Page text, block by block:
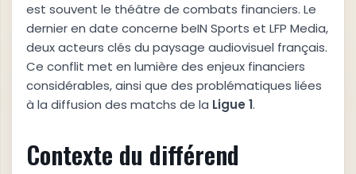
est souvent le théâtre de combats financiers. Le
dernier en date concerne beIN Sports et LFP Media,
deux acteurs clés du paysage audiovisuel français.
Ce conflit met en lumière des enjeux financiers
considérables, ainsi que des problématiques liées
à la diffusion des matchs de la Ligue 1.
Contexte du différend